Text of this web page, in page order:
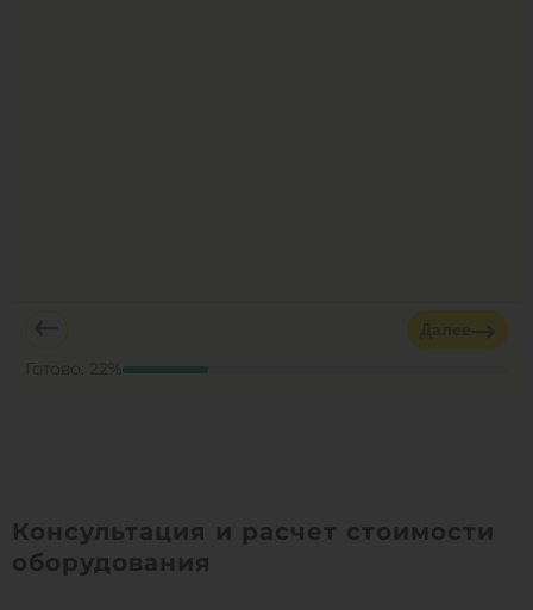
22 %
Консультация и расчет стоимости
оборудования